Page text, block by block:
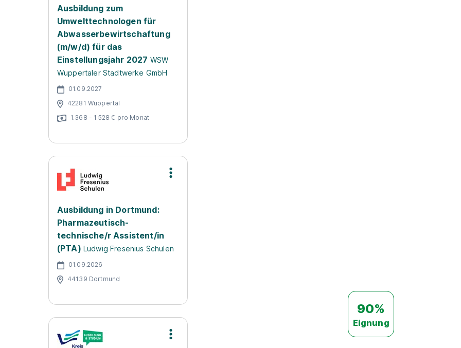
Ausbildung zum
Umwelttechnologen für
Abwasserbewirtschaftung
(m/w/d) für das
Einstellungsjahr 2027 WSW
Wuppertaler Stadtwerke GmbH
01.09.2027
42281 Wuppertal
1.368 - 1.528 € pro Monat
Ausbildung in Dortmund:
Pharmazeutisch-
technische/r Assistent/in
(PTA) Ludwig Fresenius Schulen
01.09.2026
44139 Dortmund
90%
Eignung